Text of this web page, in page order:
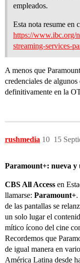
empleados.
Esta nota resume en
https://www.ibc.org/
streaming-services-
A menos que
credenciales de
definitivamente en la
rushmedia 15
10
Paramount+: nueva y
CBS All Access en
llamarse: Paramount+.
de las pantallas se
un solo lugar el
mítico ícono del cine
Recordemos que
de igual manera en
América Latina desde